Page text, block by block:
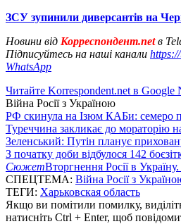
ЗСУ зупинили диверсантів на
Новини від Корреспондент.netв
Підписуйтесь на наші канали
WhatsApp
Читайте Korrespondent.net в Google
Війна Росії з Україною
РФ скинула на Ізюм КАБи: семеро
Туреччина закликає до мораторію
Зеленський: Путін планує
З початку доби відбулося 142
СюжетВторгнення Росії в
СПЕЦТЕМА: Війна Росії з
ТЕГИ: Харьковская область
Якщо ви помітили помилку,
натисніть Ctrl + Enter, щоб